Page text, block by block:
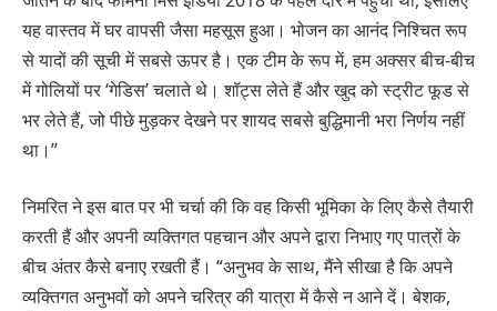
यह वास्तव में घर वापसी जैसा महसूस हुआ। भोजन का आनंद निश्चित रूप
से यादों की सूची में सबसे ऊपर है। एक टीम के रूप में, हम अक्सर बीच-बीच
में गोलियों पर ‘गेडिस’ चलाते थे। शॉट्स लेते हैं और खुद को स्ट्रीट फूड से
भर लेते हैं, जो पीछे मुड़कर देखने पर शायद सबसे बुद्धिमानी भरा निर्णय नहीं
था।”
निमरित ने इस बात पर भी चर्चा की कि वह किसी भूमिका के लिए कैसे तैयारी
करती हैं और अपनी व्यक्तिगत पहचान और अपने द्वारा निभाए गए पात्रों के
बीच अंतर कैसे बनाए रखती हैं। “अनुभव के साथ, मैंने सीखा है कि अपने
व्यक्तिगत अनुभवों को अपने चरित्र की यात्रा में कैसे न आने दें। बेशक,